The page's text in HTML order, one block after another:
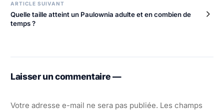
ARTICLE SUIVANT
Quelle taille atteint un Paulownia adulte et en combien de
temps ?
Laisser un commentaire —
Votre adresse e-mail ne sera pas publiée. Les champs